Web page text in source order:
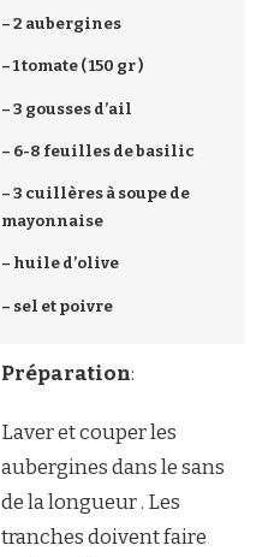
– 2 aubergines
– 1 tomate ( 150 gr )
– 3 gousses d’ail
– 6-8 feuilles de basilic
– 3 cuillères à soupe de
mayonnaise
– huile d’olive
– sel et poivre
Préparation:
Laver et couper les
aubergines dans le sans
de la longueur . Les
tranches doivent faire